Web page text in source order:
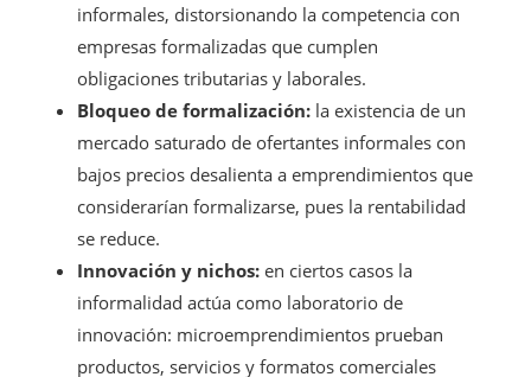
informales, distorsionando la competencia con
empresas formalizadas que cumplen
obligaciones tributarias y laborales.
Bloqueo de formalización: la existencia de un
mercado saturado de ofertantes informales con
bajos precios desalienta a emprendimientos que
considerarían formalizarse, pues la rentabilidad
se reduce.
Innovación y nichos: en ciertos casos la
informalidad actúa como laboratorio de
innovación: microemprendimientos prueban
productos, servicios y formatos comerciales